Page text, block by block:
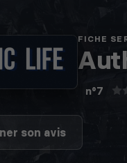
FICHE
n°7
son avis